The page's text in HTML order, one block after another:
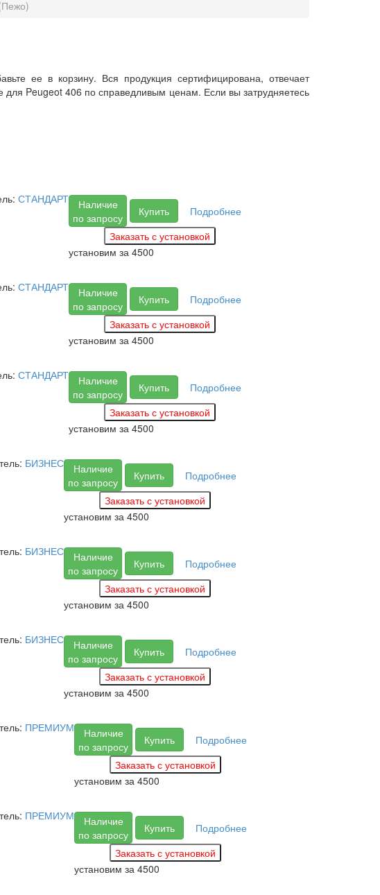
ее в корзину. Вся продукция сертифицирована, отвечает
Peugeot 406 по справедливым ценам. Если вы затрудняетесь
СТАНДАРТ
Наличие
по запросу
Купить Подробнее
установим за 4500
СТАНДАРТ
Наличие
по запросу
Купить Подробнее
установим за 4500
СТАНДАРТ
Наличие
по запросу
Купить Подробнее
установим за 4500
БИЗНЕС
Наличие
по запросу
Купить Подробнее
установим за 4500
БИЗНЕС
Наличие
по запросу
Купить Подробнее
установим за 4500
БИЗНЕС
Наличие
по запросу
Купить Подробнее
установим за 4500
ПРЕМИУМ
Наличие
по запросу
Купить Подробнее
установим за 4500
ПРЕМИУМ
Наличие
по запросу
Купить Подробнее
установим за 4500